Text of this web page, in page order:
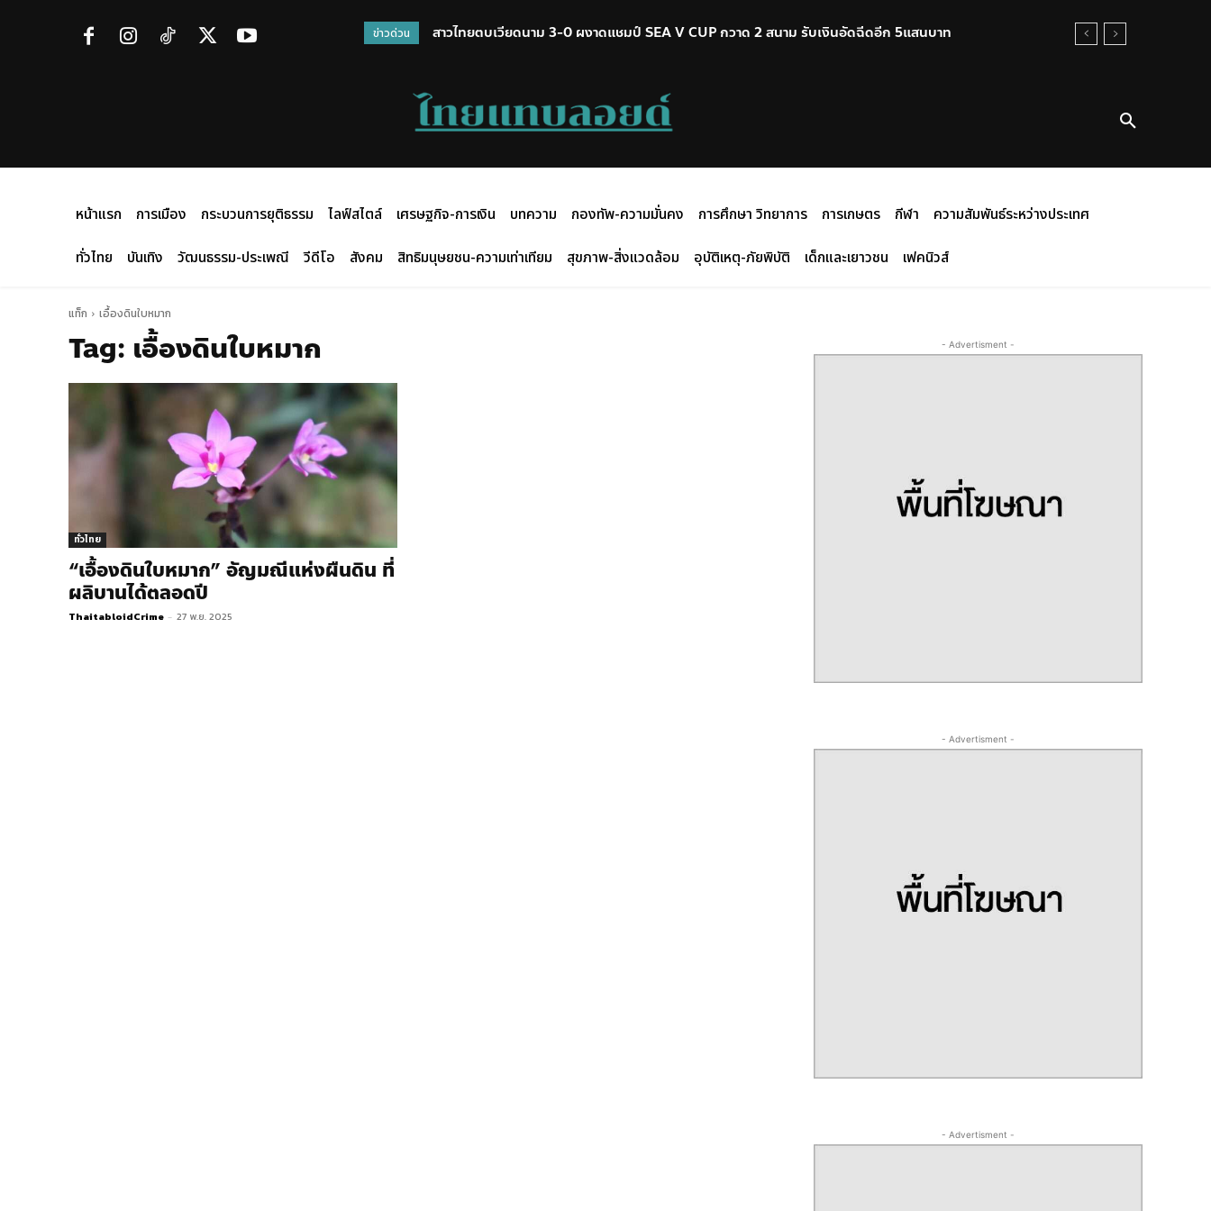
ข่าวด่วน สาวไทยตบเวียดนาม 3-0 ผงาดแชมป์ SEA V CUP กวาด 2 สนาม รับเงินอัดฉีดอีก 5แสนบาท
หน้าแรก การเมือง กระบวนการยุติธรรม ไลฟ์สไตล์ เศรษฐกิจ-การเงิน บทความ กองทัพ-ความมั่นคง การศึกษา วิทยาการ การเกษตร กีฬา
ความสัมพันธ์ระหว่างประเทศ
ทั่วไทย
บันเทิง วัฒนธรรม-ประเพณี วีดีโอ สังคม สิทธิมนุษยชน-ความเท่าเทียม สุขภาพ-สิ่งแวดล้อม อุบัติเหตุ-ภัยพิบัติ เด็กและเยาวชน เฟคนิวส์
แท็ก เอื้องดินใบหมาก
Tag: เอื้องดินใบหมาก
ทั่วไทย
“เอื้องดินใบหมาก” อัญมณีแห่งผืนดิน ที่
ผลิบานได้ตลอดปี
ThaitabloidCrime - 27 พ.ย. 2025
- Advertisment -
- Advertisment -
- Advertisment -